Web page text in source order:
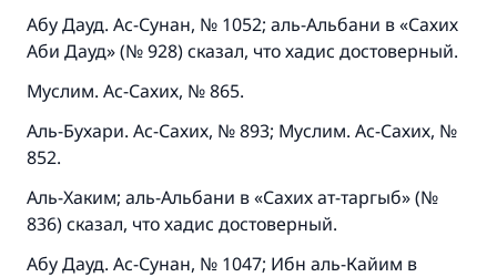
Абу Дауд. Ас-Сунан, № 1052; аль-Альбани в «Сахих
Аби Дауд» (№ 928) сказал, что хадис достоверный.
Муслим. Ас-Сахих, № 865.
Аль-Бухари. Ас-Сахих, № 893; Муслим. Ас-Сахих, №
852.
Аль-Хаким; аль-Альбани в «Сахих ат-таргыб» (№
836) сказал, что хадис достоверный.
Абу Дауд. Ас-Сунан, № 1047; Ибн аль-Кайим в